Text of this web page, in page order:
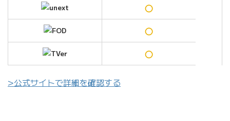
○
○
○
>公式サイトで詳細を確認する